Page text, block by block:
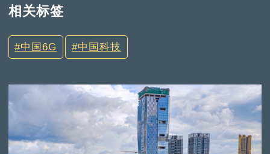
相关标签
中国6G 中国科技